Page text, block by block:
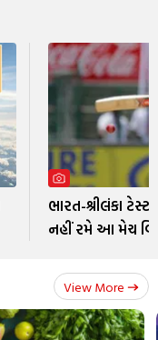
ભારત-શ્રીલંકા ટેસ્ટ
નહીં રમે આ મેચ
View More